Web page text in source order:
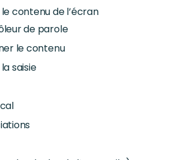
contenu de l’écran
de parole
le contenu
saisie